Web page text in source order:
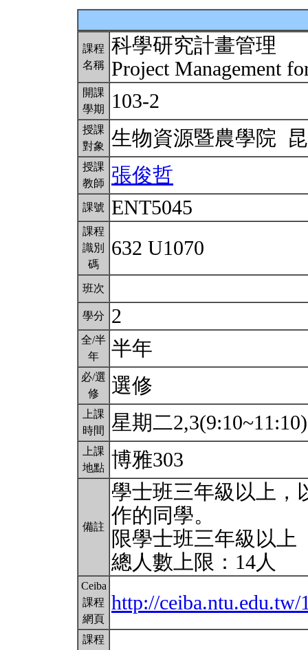
課程
名稱
科學研究計畫管理
Project Management
開課
學期
103-2
授課
對象
生物資源暨農學院
授課
教師
張俊哲
課號 ENT5045
課程
識別
碼
632 U1070
班次
學分 2
全/半
年
半年
必/選
修
選修
上課
時間
星期二
上課
地點 博雅303
備註
學士班三年級以上，
作的同學。
限學士班三年級以上
總人數上限：14人
Ceiba
課程
網頁
http://
課程